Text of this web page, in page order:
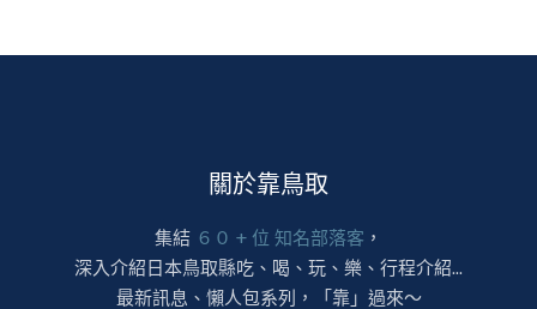
關於靠鳥取
集結 ６０ + 位 知名部落客 ，
深入介紹日本鳥取縣吃、喝、玩、樂、行程介紹...
最新訊息、懶人包系列，「靠」過來～